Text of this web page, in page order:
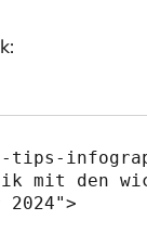
tips-
mit den
2024">